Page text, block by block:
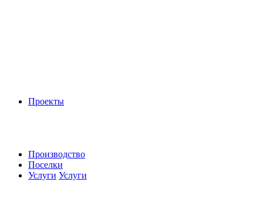
Проекты
Производство
Поселки
Услуги Услуги